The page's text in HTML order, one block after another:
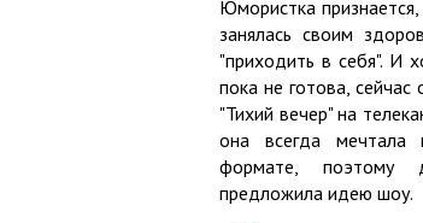
Юмористка
занялась своим
"приходить в себя". И
пока не готова,
"Тихий вечер" на
она всегда мечтала
формате,
предложила идею шоу.